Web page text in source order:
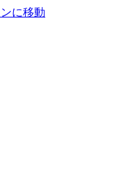
に移動